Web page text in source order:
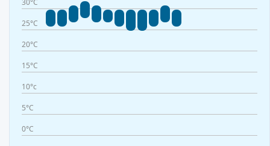
30°C
25°C
20°C
15°C
10°c
5°C
0°C